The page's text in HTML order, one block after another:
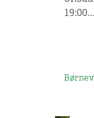
19:00...